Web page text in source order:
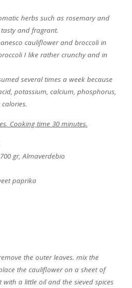
herbs such as rosemary and
and fragrant.
cauliflower and broccoli in
I like rather crunchy and in
several times a week because
potassium, calcium, phosphorus,
Cooking time 30 minutes.
gr, Almaverdebio
paprika
the outer leaves. mix the
the cauliflower on a sheet of
a little oil and the sieved spices